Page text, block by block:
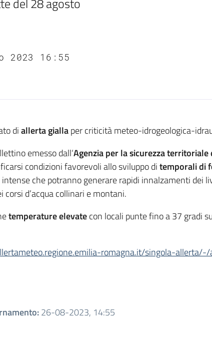
2023 16:55
diallerta giallaper criticità meteo-idrogeologica-
emesso dall‘Agenzia per la sicurezza
condizioni favorevoli allo sviluppo ditemporali di
che potranno generare rapidi innalzamenti
corsi d’acqua collinari e montani.
temperature elevatecon locali punte fino a 37 gradi
romagna.it/singola-
:26-08-2023, 14:55